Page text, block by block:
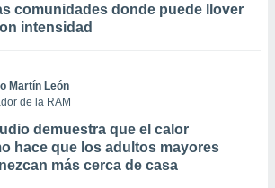
comunidades donde puede llover
intensidad
Martín León
de la RAM
demuestra que el calor
hace que los adultos mayores
más cerca de casa